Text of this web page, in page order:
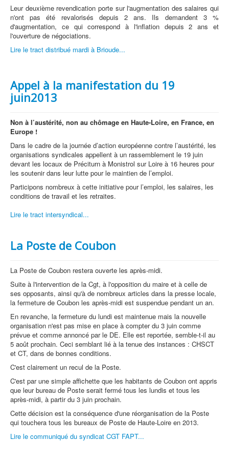
Leur deuxième revendication porte sur l'augmentation des salaires qui
n'ont pas été revalorisés depuis 2 ans. Ils demandent 3 %
d'augmentation, ce qui correspond à l'inflation depuis 2 ans et
l'ouverture de négociations.
Lire le tract distribué mardi à Brioude...
Appel à la manifestation du 19
juin2013
Non à l’austérité, non au chômage en Haute-Loire, en France, en
Europe !
Dans le cadre de la journée d’action européenne contre l’austérité, les
organisations syndicales appellent à un rassemblement le 19 juin
devant les locaux de Préciturn à Monistrol sur Loire à 16 heures pour
les soutenir dans leur lutte pour le maintien de l’emploi.
Participons nombreux à cette initiative pour l’emploi, les salaires, les
conditions de travail et les retraites.
Lire le tract intersyndical...
La Poste de Coubon
La Poste de Coubon restera ouverte les après-midi.
Suite à l'intervention de la Cgt, à l'opposition du maire et à celle de
ses opposants, ainsi qu'à de nombreux articles dans la presse locale,
la fermeture de Coubon les après-midi est suspendue pendant un an.
En revanche, la fermeture du lundi est maintenue mais la nouvelle
organisation n'est pas mise en place à compter du 3 juin comme
prévue et comme annoncé par le DE. Elle est reportée, semble-t-il au
5 août prochain. Ceci semblant lié à la tenue des instances : CHSCT
et CT, dans de bonnes conditions.
C'est clairement un recul de la Poste.
C'est par une simple affichette que les habitants de Coubon ont appris
que leur bureau de Poste serait fermé tous les lundis et tous les
après-midi, à partir du 3 juin prochain.
Cette décision est la conséquence d'une réorganisation de la Poste
qui touchera tous les bureaux de Poste de Haute-Loire en 2013.
Lire le communiqué du syndicat CGT FAPT...